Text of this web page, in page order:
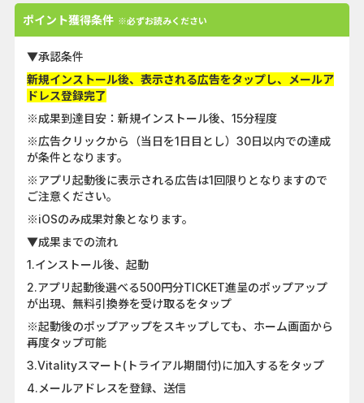
ポイント獲得条件 ※必ずお読みください
▼承認条件
新規インストール後、表示される広告をタップし、メールア
ドレス登録完了
※成果到達目安：新規インストール後、15分程度
※広告クリックから（当日を1日目とし）30日以内での達成
が条件となります。
※アプリ起動後に表示される広告は1回限りとなりますので
ご注意ください。
※iOSのみ成果対象となります。
▼成果までの流れ
1.インストール後、起動
2.アプリ起動後選べる500円分TICKET進呈のポップアップ
が出現、無料引換券を受け取るをタップ
※起動後のポップアップをスキップしても、ホーム画面から
再度タップ可能
3.Vitalityスマート(トライアル期間付)に加入するをタップ
4.メールアドレスを登録、送信